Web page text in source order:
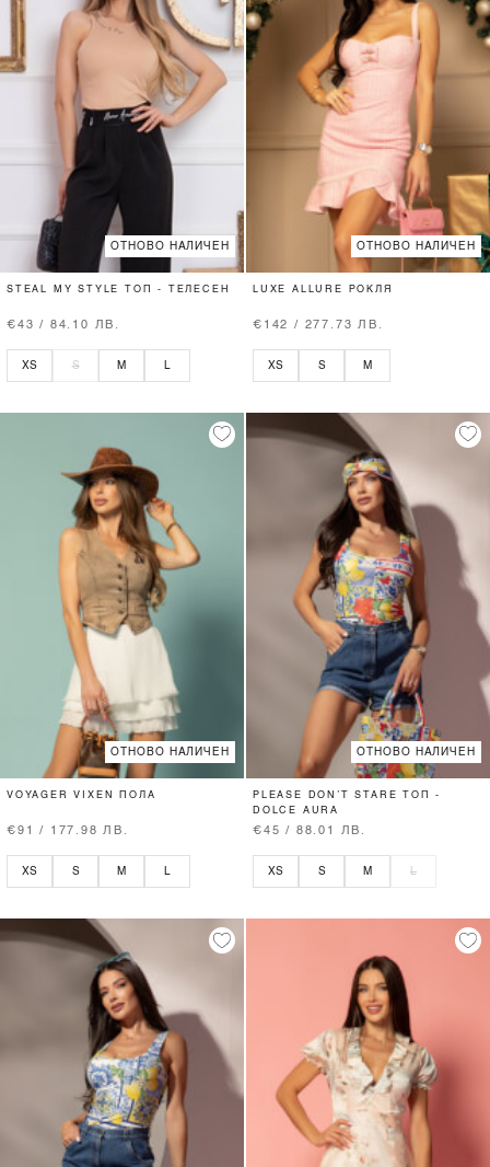
ОТНОВО НАЛИЧЕН
STEAL MY STYLE ТОП - ТЕЛЕСЕН
€43 / 84.10 ЛВ.
XS S M
ОТНОВО НАЛИЧЕН
LUXE ALLURE РОКЛЯ
€142 / 277.73 ЛВ.
XS S M
ОТНОВО НАЛИЧЕН
VOYAGER VIXEN ПОЛА
€91 / 177.98 ЛВ.
XS S M L
ОТНОВО НАЛИЧЕН
PLEASE DON’T STARE ТОП -
DOLCE AURA
€45 / 88.01 ЛВ.
XS S M L